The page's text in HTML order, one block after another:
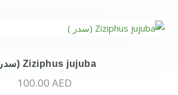
صفحة
الأشكال
Ziziphus jujuba (سدر )
100.00 AED